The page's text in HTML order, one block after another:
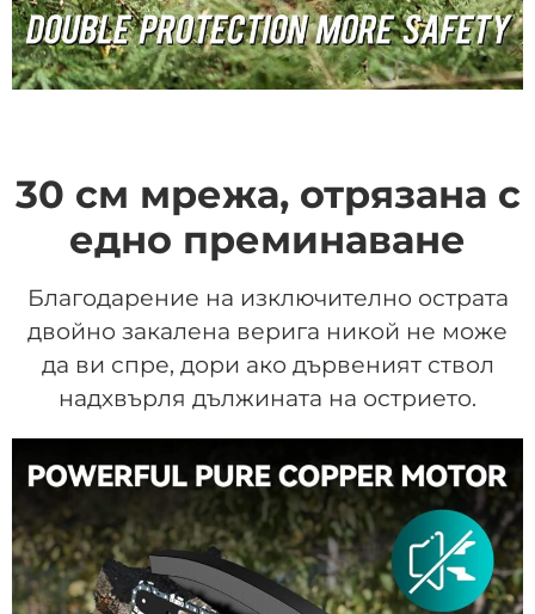
30 см мрежа, отрязана с
едно преминаване
Благодарение на изключително острата
двойно закалена верига никой не може
да ви спре, дори ако дървеният ствол
надхвърля дължината на острието.